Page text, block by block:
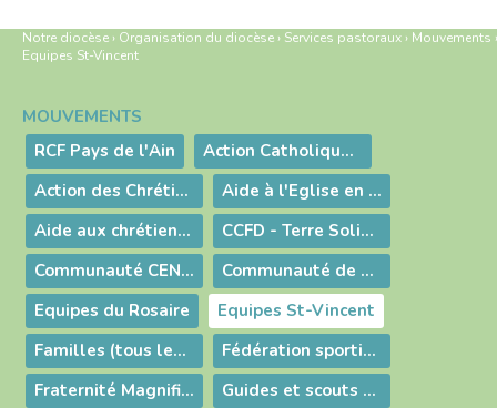
Notre diocèse › Organisation du diocèse › Services pastoraux › Mouvements ›
Equipes St-Vincent
Navigation
MOUVEMENTS
RCF Pays de l'Ain
Action Catholique (tous les mouvements)
Action des Chrétiens pour l'Abolition de la Torture (ACAT)
Aide à l'Eglise en Détresse (AED)
Aide aux chrétiens d'Orient (L’Oeuvre d’Orient)
CCFD - Terre Solidaire
Communauté CENACOLO
Communauté de Vie Chrétienne (CVX)
Equipes du Rosaire
Equipes St-Vincent
Familles (tous les mouvements)
Fédération sportive et culturelle de France (FSCF)
Fraternité Magnificat
Guides et scouts d'Europe (AGSE)